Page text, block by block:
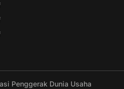
Penggerak Dunia Usaha